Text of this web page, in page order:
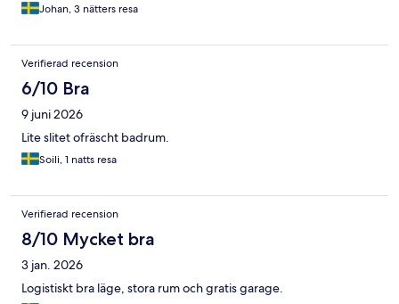
Johan, 3 nätters resa
Verifierad recension
6/10 Bra
9 juni 2026
Lite slitet ofräscht badrum.
Soili, 1 natts resa
Verifierad recension
8/10 Mycket bra
3 jan. 2026
Logistiskt bra läge, stora rum och gratis garage.